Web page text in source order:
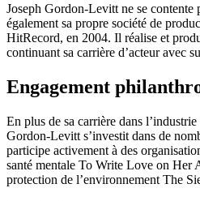
Joseph Gordon-Levitt ne se contente
également sa propre société de
HitRecord, en 2004. Il réalise et
continuant sa carrière d’acteur avec
Engagement
En plus de sa carrière dans
Gordon-Levitt s’investit dans de
participe activement à des
santé mentale To Write Love on Her
protection de l’environnement The